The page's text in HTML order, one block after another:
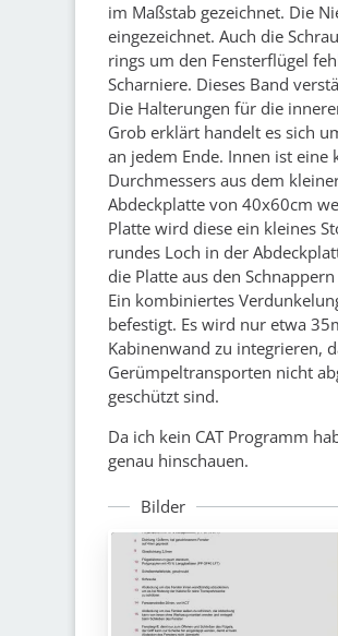
im Maßstab gezeichnet. Die
eingezeichnet. Auch die
rings um den Fensterflügel
Scharniere. Dieses Band
Die Halterungen für die
Grob erklärt handelt es sich
an jedem Ende. Innen ist
Durchmessers aus dem
Abdeckplatte von 40x60cm
Platte wird diese ein kleines
rundes Loch in der
die Platte aus den
Ein kombiniertes
befestigt. Es wird nur etwa
Kabinenwand zu integrieren,
Gerümpeltransporten nicht
geschützt sind.
Da ich kein CAT Programm
genau hinschauen.
Bilder